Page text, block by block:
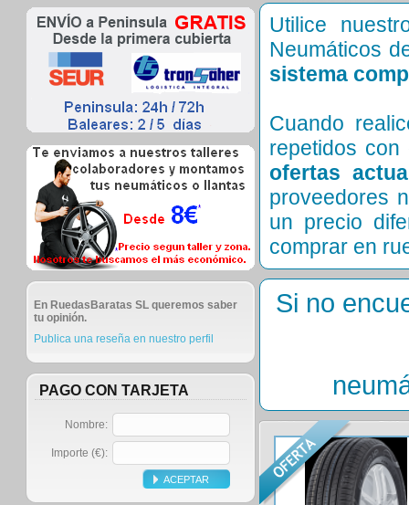
En RuedasBaratas SL queremos saber
tu opinión.
Publica una reseña en nuestro perfil
PAGO CON TARJETA
Nombre:
Importe (€):
Utilice
Neumáticos
sistema
Cuando
repetidos
ofertas
proveedores
un precio
comprar en
Si no